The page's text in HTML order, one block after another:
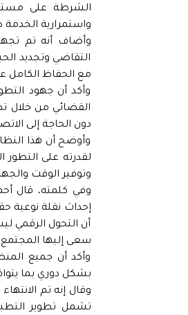
الشرطة على
واستمرارية الخدمة
وأضاف أنه تم
التقاضي وتجديد
مع الحفاظ الكامل
وأكد أن جهود
القضائي من خلال
دون الحاجة إلى
وأوضح أن هذا
لقدرته على
وتوفير الوقت
وفي كلمته، قال
إحداث نقلة نوعية
أن التحول الرقمي
سعى إليها
وأكد أن جميع
بشكل دوري بما
وقال إنه تم
تشمل تطوير